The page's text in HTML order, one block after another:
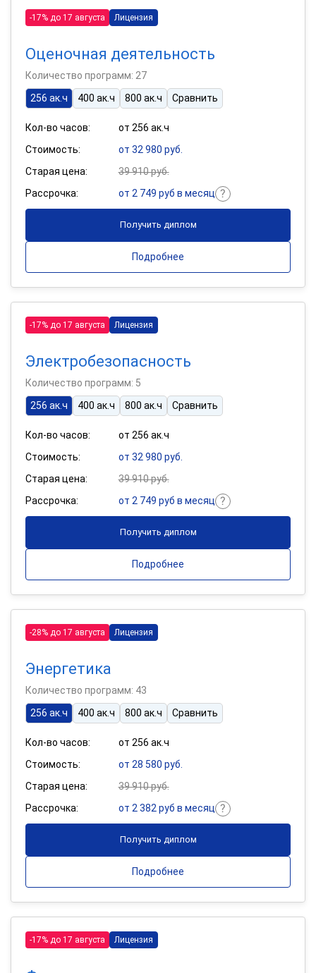
-17% до 17 августа Лицензия
Оценочная деятельность
Количество программ: 27
256 ак.ч
400 ак.ч 800 ак.ч Сравнить
Кол-во часов:
от 256 ак.ч
Стоимость:
от 32 980 руб.
Старая цена:
39 910 руб.
Рассрочка:
от 2 749 руб в месяц
Получить диплом
Подробнее
-17% до 17 августа Лицензия
Электробезопасность
Количество программ: 5
256 ак.ч
400 ак.ч 800 ак.ч Сравнить
Кол-во часов:
от 256 ак.ч
Стоимость:
от 32 980 руб.
Старая цена:
39 910 руб.
Рассрочка:
от 2 749 руб в месяц
Получить диплом
Подробнее
-28% до 17 августа Лицензия
Энергетика
Количество программ: 43
256 ак.ч
400 ак.ч 800 ак.ч Сравнить
Кол-во часов:
от 256 ак.ч
Стоимость:
от 28 580 руб.
Старая цена:
39 910 руб.
Рассрочка:
от 2 382 руб в месяц
Получить диплом
Подробнее
-17% до 17 августа Лицензия